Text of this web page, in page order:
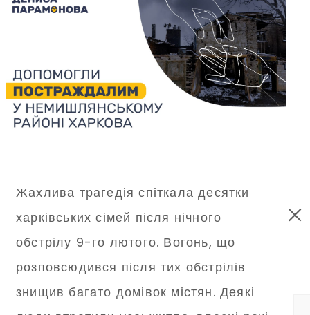
Жахлива трагедія спіткала десятки
харківських сімей після нічного
обстрілу 9-го лютого. Вогонь, що
розповсюдився після тих обстрілів
знищив багато домівок містян. Деякі